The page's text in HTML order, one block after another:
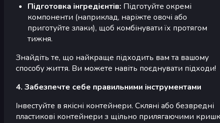
Підготовка інгредієнтів: Підготуйте окремі
компоненти (наприклад, наріжте овочі або
приготуйте злаки), щоб комбінувати їх протягом
тижня.
Знайдіть те, що найкраще підходить вам та вашому
способу життя. Ви можете навіть поєднувати підходи!
4. Забезпечте себе правильними інструментами
Інвестуйте в якісні контейнери. Скляні або безвредні
пластикові контейнери з щільно прилягаючими